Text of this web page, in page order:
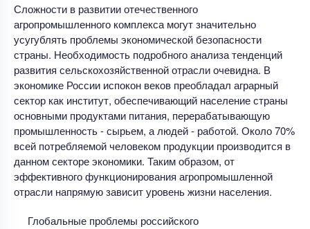
Сложности в развитии отечественного
агропромышленного комплекса могут значительно
усугублять проблемы экономической безопасности
страны. Необходимость подробного анализа тенденций
развития сельскохозяйственной отрасли очевидна. В
экономике России испокон веков преобладал аграрный
сектор как институт, обеспечивающий население страны
основными продуктами питания, перерабатывающую
промышленность - сырьем, а людей - работой. Около 70%
всей потребляемой человеком продукции производится в
данном секторе экономики. Таким образом, от
эффективного функционирования агропромышленной
отрасли напрямую зависит уровень жизни населения.
Глобальные проблемы российского